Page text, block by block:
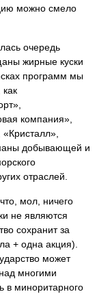
можно смело
очередь
жирные куски
программ мы
компания»,
добывающей и
отраслей.
мол, ничего
не являются
сохранит за
+ одна акция).
может
многими
в миноритарного